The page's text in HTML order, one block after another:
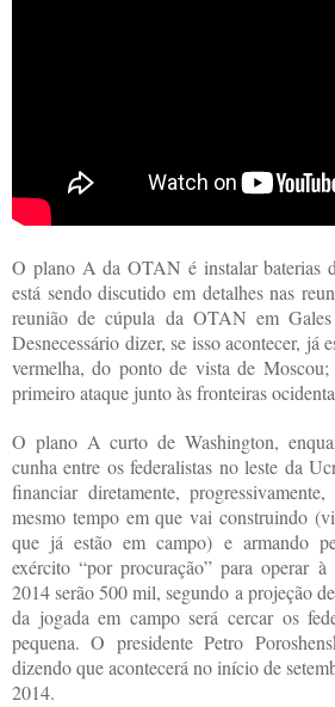
O plano A da OTAN é instalar baterias
está sendo discutido em detalhes nas
reunião de cúpula da OTAN em
Desnecessário dizer, se isso acontecer, já
vermelha, do ponto de vista de Moscou;
primeiro ataque junto às fronteiras
O plano A curto de Washington,
cunha entre os federalistas no leste da
financiar diretamente,
mesmo tempo em que vai construindo
que já estão em campo) e armando
exército “por procuração” para operar
2014 serão 500 mil, segundo a projeção
da jogada em campo será cercar os
pequena. O presidente Petro
dizendo que acontecerá no início de
2014.